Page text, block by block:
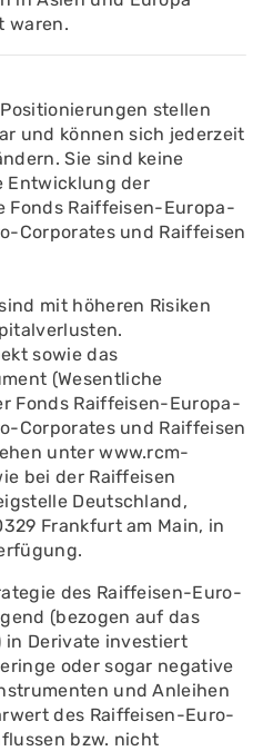
waren.
stellen
und können sich jederzeit
Sie sind keine
Entwicklung der
Fonds Raiffeisen-Europa-
Corporates und Raiffeisen
mit höheren Risiken
sowie das
(Wesentliche
Fonds Raiffeisen-Europa-
Corporates und Raiffeisen
unter www.rcm-
bei der Raiffeisen
Deutschland,
Frankfurt am Main, in
des Raiffeisen-Euro-
(bezogen auf das
in Derivate investiert
oder sogar negative
und Anleihen
des Raiffeisen-Euro-
bzw. nicht